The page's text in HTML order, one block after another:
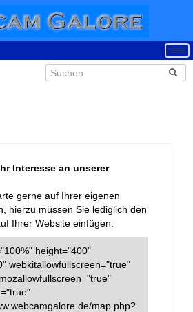
Interesse an unserer
gerne auf Ihrer eigenen
hierzu müssen Sie lediglich den
Ihrer Website einfügen:
height="400"
webkitallowfullscreen="true"
map.php?